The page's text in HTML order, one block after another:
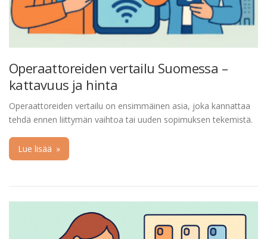
Operaattoreiden vertailu Suomessa –
kattavuus ja hinta
Operaattoreiden vertailu on ensimmäinen asia, joka kannattaa
tehdä ennen liittymän vaihtoa tai uuden sopimuksen tekemistä.
Lue lisää »